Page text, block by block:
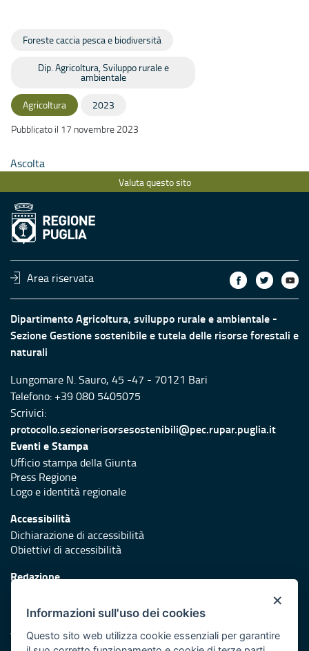
Foreste caccia pesca e biodiversità
Dip. Agricoltura, Sviluppo rurale e
ambientale
Agricoltura
2023
Pubblicato il 17 novembre 2023
Ascolta
Valuta questo sito
Area riservata
Dipartimento Agricoltura, sviluppo rurale e ambientale -
Sezione Gestione sostenibile e tutela delle risorse forestali e
naturali
Lungomare N. Sauro, 45 -47 - 70121 Bari
Telefono: +39 080 5405075
Scrivici:
protocollo.sezionerisorsesostenibili@pec.rupar.puglia.it
Eventi e Stampa
Ufficio stampa della Giunta
Press Regione
Logo e identità regionale
Accessibilità
Dichiarazione di accessibilità
Obiettivi di accessibilità
Redazione
Protezione civile
Vai al sito di Protezione Civile Puglia
×
Informazioni sull'uso dei cookies
Questo sito web utilizza cookie essenziali per garantire